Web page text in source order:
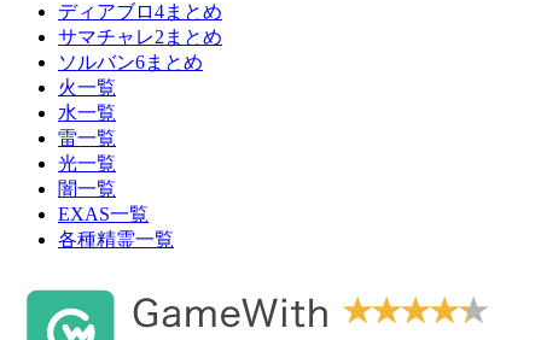
ディアブロ4まとめ
サマチャレ2まとめ
ソルバン6まとめ
火一覧
水一覧
雷一覧
光一覧
闇一覧
EXAS一覧
各種精霊一覧